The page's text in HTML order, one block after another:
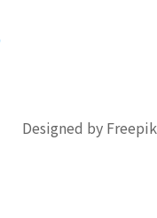
Designed by Freepik